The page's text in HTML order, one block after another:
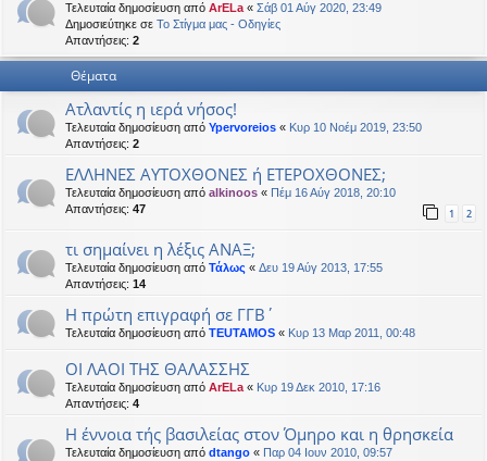
εις
Τελευταία δημοσίευση από ArELa « Σάβ 01 Αύγ 2020, 23:49
Δημοσιεύτηκε σε Το Στίγμα μας - Οδηγίες
Απαντήσεις: 2
Θέματα
Ατλαντίς η ιερά νήσος!
Τελευταία δημοσίευση από Ypervoreios « Κυρ 10 Νοέμ 2019, 23:50
Απαντήσεις: 2
ΕΛΛΗΝΕΣ ΑΥΤΟΧΘΟΝΕΣ ή ΕΤΕΡΟΧΘΟΝΕΣ;
Τελευταία δημοσίευση από alkinoos « Πέμ 16 Αύγ 2018, 20:10
Απαντήσεις: 47 1 2
τι σημαίνει η λέξις ΑΝΑΞ;
Τελευταία δημοσίευση από Τάλως « Δευ 19 Αύγ 2013, 17:55
Απαντήσεις: 14
H πρώτη επιγραφή σε ΓΓΒ΄
Τελευταία δημοσίευση από TEUTAMOS « Κυρ 13 Μαρ 2011, 00:48
ΟΙ ΛΑΟΙ ΤΗΣ ΘΑΛΑΣΣΗΣ
Τελευταία δημοσίευση από ArELa « Κυρ 19 Δεκ 2010, 17:16
Απαντήσεις: 4
Η έννοια τής βασιλείας στον Όμηρο και η θρησκεία
Τελευταία δημοσίευση από dtango « Παρ 04 Ιουν 2010, 09:57